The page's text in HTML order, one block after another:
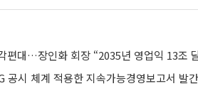
편대…장인화 회장 “2035년 영업익 13조
공시 체계 적용한 지속가능경영보고서 발간